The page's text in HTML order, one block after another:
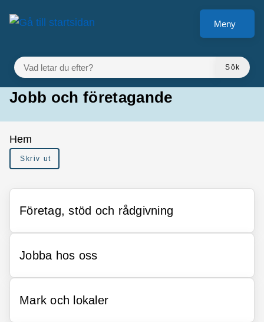
Gå till innehåll
Meny
VAD LETAR DU EFTER?
Sök
Jobb och företagande
Du är här:
Hem
Skriv ut
Företag, stöd och rådgivning
Jobba hos oss
Mark och lokaler